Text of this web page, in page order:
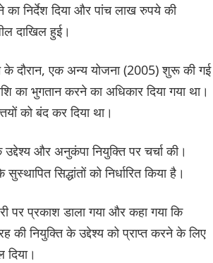
का निर्देश दिया और पांच लाख रुपये की
दाखिल हुई।
दौरान, एक अन्य योजना (2005) शुरू की गई
का भुगतान करने का अधिकार दिया गया था।
को बंद कर दिया था।
और अनुकंपा नियुक्ति पर चर्चा की।
सिद्धांतों को निर्धारित किया है।
पर प्रकाश डाला गया और कहा गया कि
की नियुक्ति के उद्देश्य को प्राप्त करने के लिए